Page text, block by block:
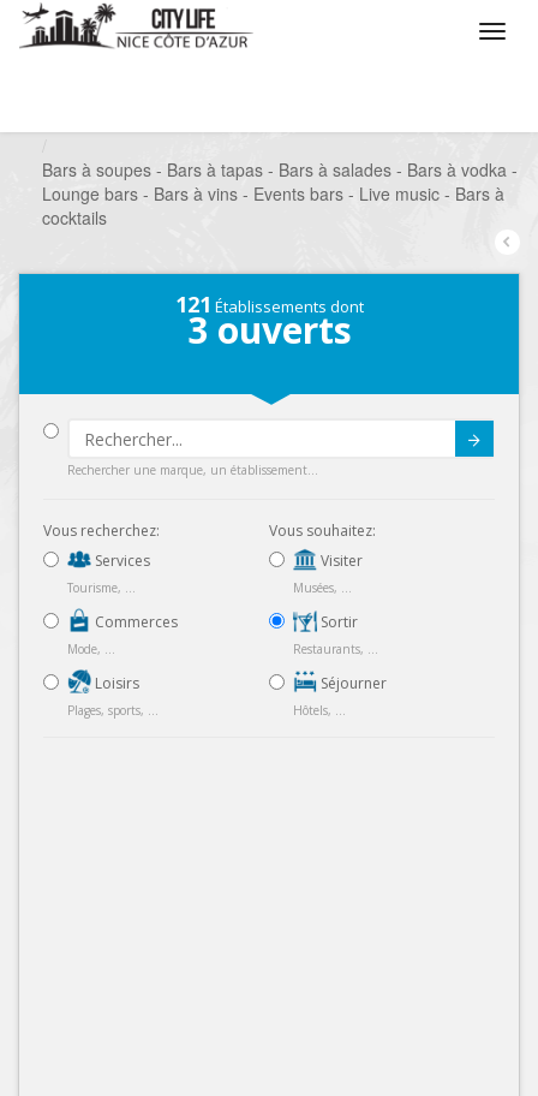
Bars à soupes - Bars à tapas - Bars à salades - Bars à vodka -
Lounge bars - Bars à vins - Events bars - Live music - Bars à
cocktails
121 Établissements dont
3 ouverts
Rechercher une marque, un établissement...
Vous recherchez:
Services
Tourisme, ...
Commerces
Mode, ...
Loisirs
Plages, sports, ...
Vous souhaitez:
Visiter
Musées, ...
Sortir
Restaurants, ...
Séjourner
Hôtels, ...